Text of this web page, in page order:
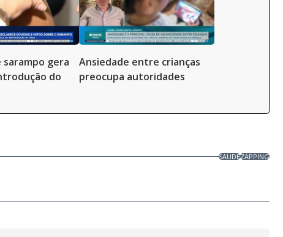
sarampo gera
do
Ansiedade entre crianças
preocupa autoridades
SAUDEZAPPING